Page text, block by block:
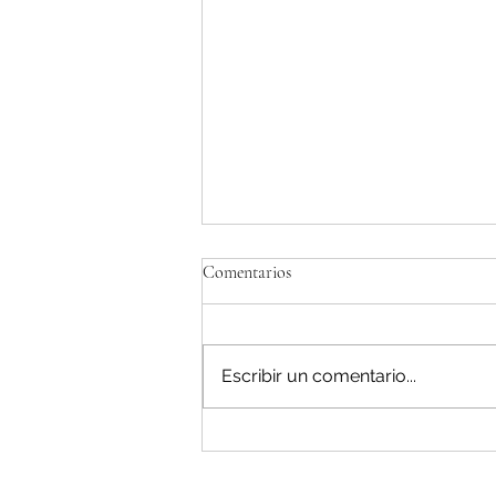
Comentarios
Escribir un comentario...